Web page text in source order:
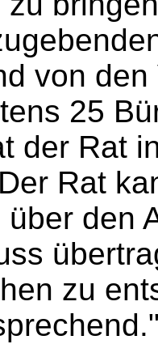
von
25
der Rat
Rat
den
zu